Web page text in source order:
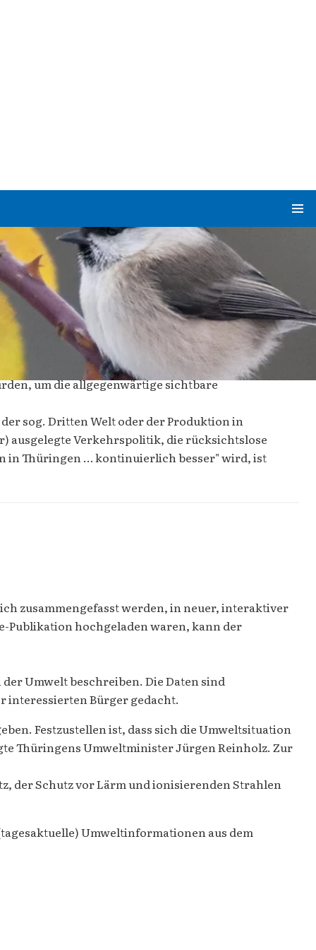
um die allgegenwärtige sichtbare
sog. Dritten Welt oder der Produktion in
ausgelegte Verkehrspolitik, die rücksichtslose
in Thüringen … kontinuierlich besser" wird, ist
zusammengefasst werden, in neuer, interaktiver
Publikation hochgeladen waren, kann der
Umwelt beschreiben. Die Daten sind
interessierten Bürger gedacht.
Festzustellen ist, dass sich die Umweltsituation
Thüringens Umweltminister Jürgen Reinholz. Zur
der Schutz vor Lärm und ionisierenden Strahlen
Umweltinformationen aus dem